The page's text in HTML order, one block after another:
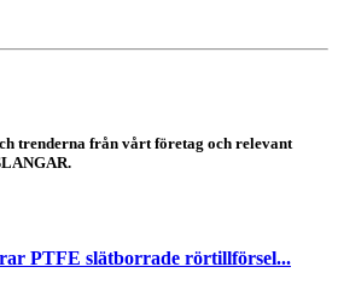
trenderna från vårt företag och relevant
PTFE slätborrade rörtillförsel...